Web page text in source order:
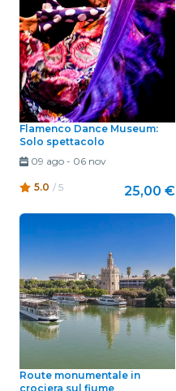
Flamenco Dance Museum:
Solo spettacolo
09 ago- 06 nov
5.0 / 5 25,00 €
Route monumentale in
crociera sul fiume